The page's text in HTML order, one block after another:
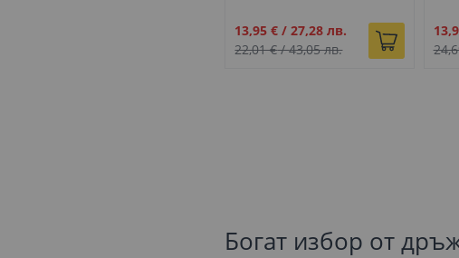
Промо
цена
13,95 € /27,28 лв.
22,01 €/43,05 лв.
цена
Богат избор от